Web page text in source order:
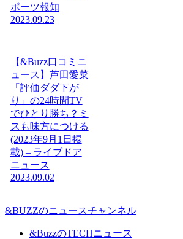
ポーツ報知
2023.09.23
【&Buzz口コミニ
ュース】芦田愛菜
「評価ダダ下が
り」の24時間TV
でひとり勝ち？ミ
スも味方につける
(2023年9月1日掲
載) – ライブドア
ニュース
2023.09.02
&BUZZのニュースチャンネル
&BuzzのTECHニュース